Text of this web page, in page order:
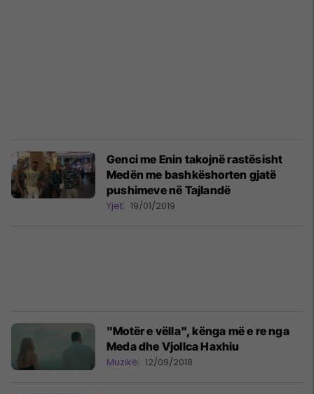
Genci me Enin takojnë rastësisht
Medën me bashkëshorten gjatë
pushimeve në Tajlandë
Yjet 19/01/2019
"Motër e vëlla", kënga më e re nga
Meda dhe Vjollca Haxhiu
Muzikë 12/09/2018